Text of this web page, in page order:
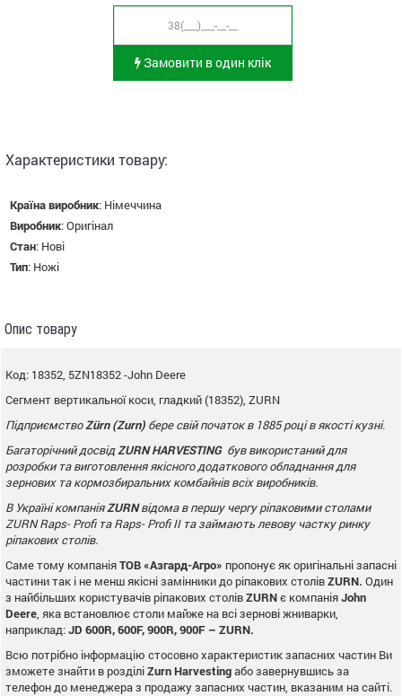
Замовити в один клік
Характеристики товару:
Країна виробник: Німеччина
Виробник:Оригінал
Стан: Нові
Тип: Ножі
Опис товару
Код: 18352, 5ZN18352 -John Deere
Сегмент вертикальної коси, гладкий (18352), ZURN
Підприємство Zürn (Zurn) бере свій початок в 1885 році в якості кузні.
Багаторічний досвід ZURN HARVESTING був використаний для
розробки та виготовлення якісного додаткового обладнання для
зернових та кормозбиральних комбайнів всіх виробників.
В Україні компанія ZURN відома в першу чергу ріпаковими столами
ZURN Raps- Profi та Raps- Profi II та займають левову частку ринку
ріпакових столів.
Саме тому компаніяТОВ «Азгард-Агро» пропонує як оригінальні запасні
частини так і не менш якісні замінники до ріпакових столівZURN. Один
з найбільших користувачів ріпакових столівZURNє компаніяJohn
Deere , яка встановлює столи майже на всі зернові жниварки,
наприклад:JD 600R, 600F, 900R, 900F – ZURN.
Всю потрібно інформацію стосовно характеристик запасних частин Ви
зможете знайти в розділіZurnHarvestingабо завернувшись за
телефон до менеджера з продажу запасних частин, вказаним на сайті.